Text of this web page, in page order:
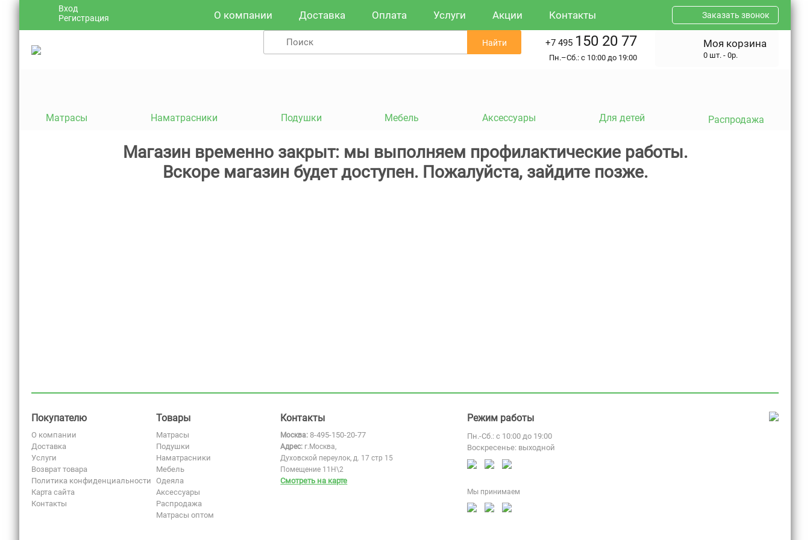
Вход
Регистрация
О компании Доставка Оплата Услуги Акции Контакты Заказать звонок
Найти +7 495 150 20 77
Пн.–Сб.: с 10:00 до 19:00
Моя корзина
0 шт. - 0р.
Матрасы Наматрасники Подушки Мебель Аксессуары Для детей Распродажа
Магазин временно закрыт: мы выполняем профилактические работы.
Вскоре магазин будет доступен. Пожалуйста, зайдите позже.
Покупателю
О компании
Доставка
Услуги
Возврат товара
Политика конфиденциальности
Карта сайта
Контакты
Товары
Матрасы
Подушки
Наматрасники
Мебель
Одеяла
Аксессуары
Распродажа
Матрасы оптом
Контакты
Москва: 8-495-150-20-77
Адрес: г.Москва,
Духовской переулок, д. 17 стр 15
Помещение 11Н\2
Смотреть на карте
Режим работы
Пн.-Сб.: с 10:00 до 19:00
Воскресенье: выходной
Мы принимаем